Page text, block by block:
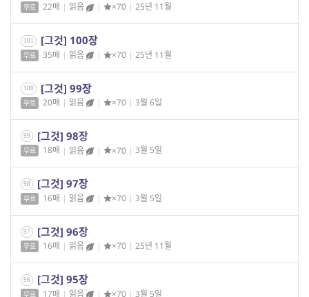
무료 22매 | 읽음 | ×70 | 25년 11월
101 [그것] 100장
무료 35매 | 읽음 | ×70 | 25년 11월
100 [그것] 99장
무료 20매 | 읽음 | ×70 | 3월 6일
99 [그것] 98장
무료 18매 | 읽음 | ×70 | 3월 5일
98 [그것] 97장
무료 16매 | 읽음 | ×70 | 3월 5일
97 [그것] 96장
무료 16매 | 읽음 | ×70 | 25년 11월
96 [그것] 95장
무료 17매 | 읽음 | ×70 | 3월 5일